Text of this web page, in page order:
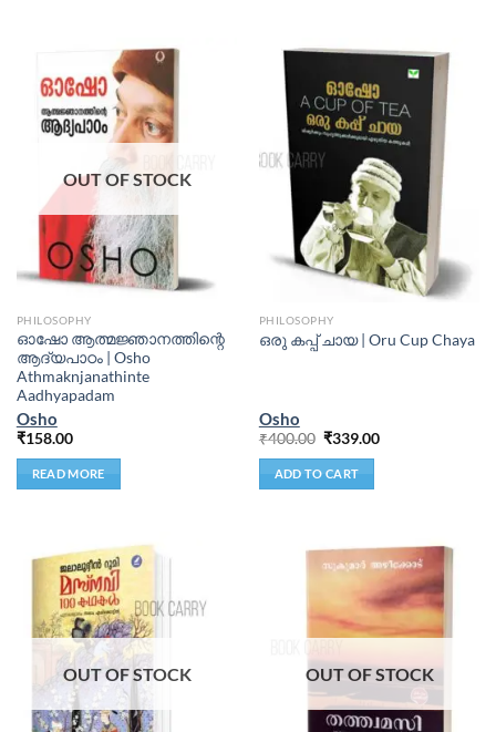
OUT OF STOCK
PHILOSOPHY
ഓഷോ ആത്മജ്ഞാനത്തിന്റെ
ആദ്യപാഠം | Osho
Athmaknjanathinte
Aadhyapadam
Osho
₹158.00
READ MORE
PHILOSOPHY
ഒരു കപ്പ് ചായ | Oru Cup Chaya
Osho
₹400.00 ₹339.00
ADD TO CART
OUT OF STOCK OUT OF STOCK